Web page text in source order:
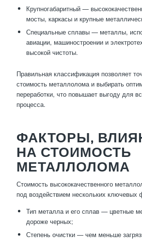
Крупногабаритный —
мосты, каркасы и крупные
Специальные сплавы — металлы,
авиации, машиностроении и
высокой чистоты.
Правильная классификация позволяет
стоимость металлолома и выбирать
переработки, что повышает выгоду для
процесса.
ФАКТОРЫ,
НА СТОИМОСТЬ
МЕТАЛЛОЛОМА
Стоимость высококачественного
под воздействием нескольких ключевых
Тип металла и его сплав — цветные
дороже черных;
Степень очистки — чем меньше